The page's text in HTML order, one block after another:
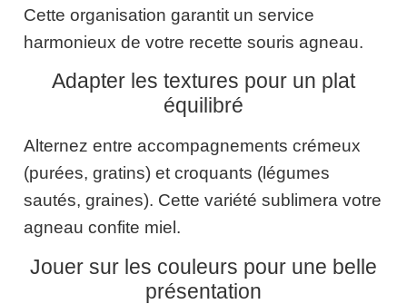
Cette organisation garantit un service
harmonieux de votre recette souris agneau.
Adapter les textures pour un plat
équilibré
Alternez entre accompagnements crémeux
(purées, gratins) et croquants (légumes
sautés, graines). Cette variété sublimera votre
agneau confite miel.
Jouer sur les couleurs pour une belle
présentation